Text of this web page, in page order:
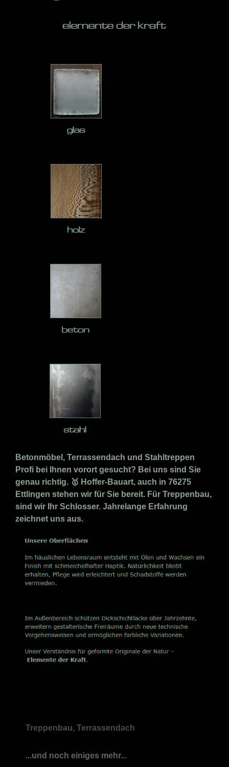
Betonmöbel, Terrassendach und Stahltreppen
Profi bei Ihnen vorort gesucht? Bei uns sind Sie
genau richtig. 🥇 Hoffer-Bauart, auch in 76275
Ettlingen stehen wir für Sie bereit. Für Treppenbau,
sind wir Ihr Schlosser. Jahrelange Erfahrung
zeichnet uns aus.
Treppenbau, Terrassendach
...und noch einiges mehr...